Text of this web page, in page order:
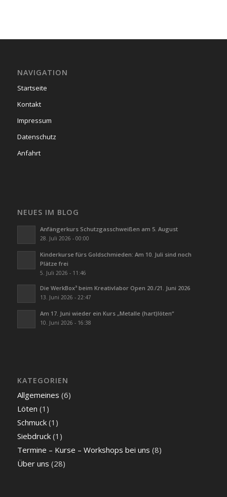
NAVIGATION
Startseite
Kontakt
Impressum
Datenschutz
Anfahrt
NEUES IM BLOG
Anfängerkurs Schutzgasschweißen am 5. August
28. Juli 2026 - 00:00
Kinderkurse fürs Goldschmieden: Am 10. Juli sind noch
Plätze frei
5. Juli 2026 - 11:46
Die WerkBox³ beim Kreativlabor Open 20./21. Juni 2026
13. Juni 2026 - 22:47
Am 17. Juni wieder ein Kurs „Metalle (hart)löten“
10. Juni 2026 - 16:38
KATEGORIEN
Allgemeines (6)
Löten (1)
Schmuck(1)
Siebdruck(1)
Termine – Kurse – Workshops bei uns (8)
Über uns (28)